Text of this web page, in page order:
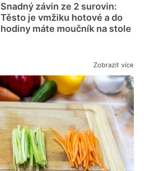
Snadný závin ze 2 surovin:
Těsto je vmžiku hotové a do
hodiny máte moučník na stole
Zobrazit více